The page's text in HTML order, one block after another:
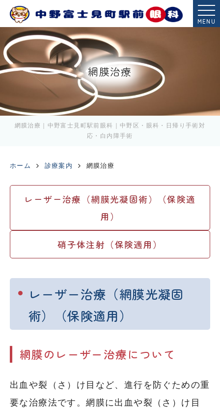
MENU
網膜治療
網膜治療｜中野富士見町駅前眼科｜中野区・眼科・日帰り手術対
応・白内障手術
ホーム 診療案内 網膜治療
レーザー治療（網膜光凝固術）（保険適
用）
硝子体注射（保険適用）
レーザー治療（網膜光凝固
術）（保険適用）
網膜のレーザー治療について
出血や裂（さ）け目など、進行を防ぐための重
要な治療法です。網膜に出血や裂（さ）け目